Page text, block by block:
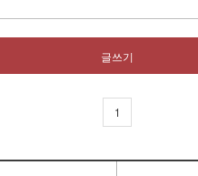
글쓰기
1